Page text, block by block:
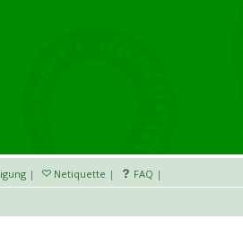
| Netiquette | FAQ |